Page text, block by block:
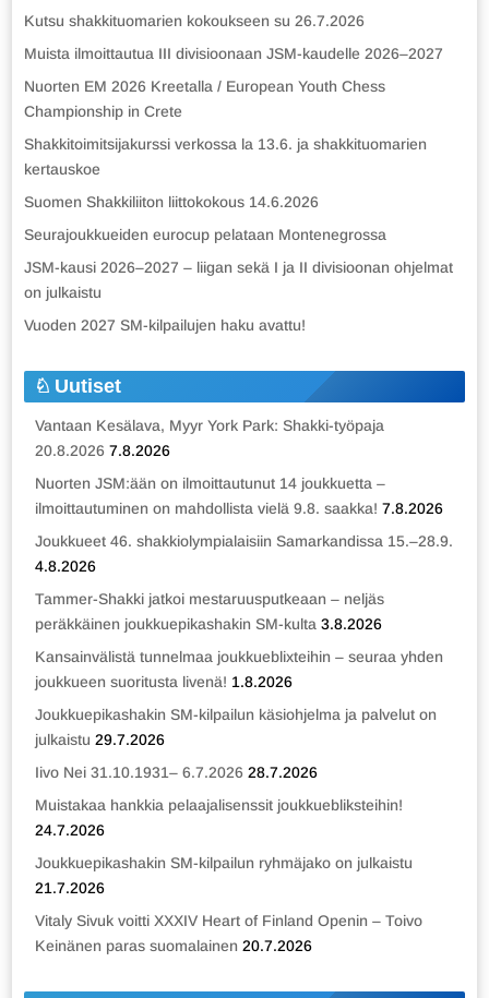
Kutsu shakkituomarien kokoukseen su 26.7.2026
Muista ilmoittautua III divisioonaan JSM-kaudelle 2026–2027
Nuorten EM 2026 Kreetalla / European Youth Chess
Championship in Crete
Shakkitoimitsijakurssi verkossa la 13.6. ja shakkituomarien
kertauskoe
Suomen Shakkiliiton liittokokous 14.6.2026
Seurajoukkueiden eurocup pelataan Montenegrossa
JSM-kausi 2026–2027 – liigan sekä I ja II divisioonan ohjelmat
on julkaistu
Vuoden 2027 SM-kilpailujen haku avattu!
Uutiset
Vantaan Kesälava, Myyr York Park: Shakki-työpaja
20.8.2026 7.8.2026
Nuorten JSM:ään on ilmoittautunut 14 joukkuetta –
ilmoittautuminen on mahdollista vielä 9.8. saakka! 7.8.2026
Joukkueet 46. shakkiolympialaisiin Samarkandissa 15.–28.9.
4.8.2026
Tammer-Shakki jatkoi mestaruusputkeaan – neljäs
peräkkäinen joukkuepikashakin SM-kulta 3.8.2026
Kansainvälistä tunnelmaa joukkueblixteihin – seuraa yhden
joukkueen suoritusta livenä! 1.8.2026
Joukkuepikashakin SM-kilpailun käsiohjelma ja palvelut on
julkaistu 29.7.2026
Iivo Nei 31.10.1931– 6.7.2026 28.7.2026
Muistakaa hankkia pelaajalisenssit joukkuebliksteihin!
24.7.2026
Joukkuepikashakin SM-kilpailun ryhmäjako on julkaistu
21.7.2026
Vitaly Sivuk voitti XXXIV Heart of Finland Openin – Toivo
Keinänen paras suomalainen 20.7.2026